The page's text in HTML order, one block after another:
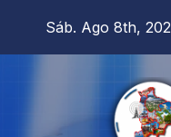
Sáb. Ago 8th,